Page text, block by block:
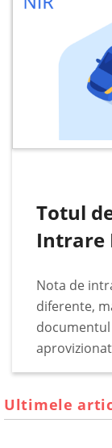
Totul
Intrare
Nota de
diferente,
document
intocmeste
Ultimele